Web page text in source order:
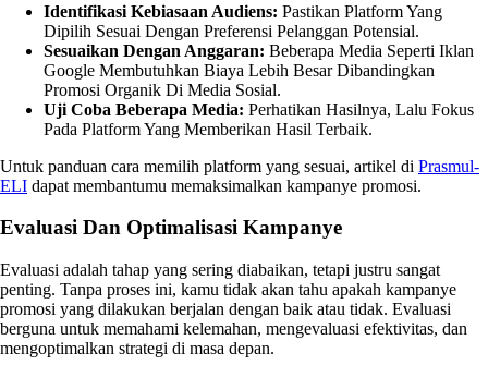
Identifikasi Kebiasaan Audiens: Pastikan Platform Yang
Dipilih Sesuai Dengan Preferensi Pelanggan Potensial.
Sesuaikan Dengan Anggaran: Beberapa Media Seperti Iklan
Google Membutuhkan Biaya Lebih Besar Dibandingkan
Promosi Organik Di Media Sosial.
Uji Coba Beberapa Media: Perhatikan Hasilnya, Lalu Fokus
Pada Platform Yang Memberikan Hasil Terbaik.
Untuk panduan cara memilih platform yang sesuai, artikel di Prasmul-
ELI dapat membantumu memaksimalkan kampanye promosi.
Evaluasi Dan Optimalisasi Kampanye
Evaluasi adalah tahap yang sering diabaikan, tetapi justru sangat
penting. Tanpa proses ini, kamu tidak akan tahu apakah kampanye
promosi yang dilakukan berjalan dengan baik atau tidak. Evaluasi
berguna untuk memahami kelemahan, mengevaluasi efektivitas, dan
mengoptimalkan strategi di masa depan.